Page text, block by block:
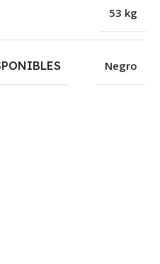
53 kg
Negro